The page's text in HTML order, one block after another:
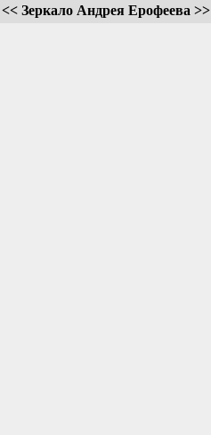
<< Зеркало Андрея Ерофеева >>